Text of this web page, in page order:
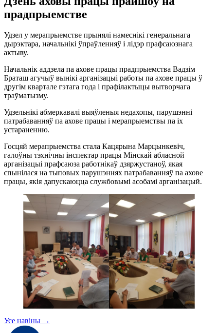
прадпрыемстве
Удзел у мерапрыемстве прынялі намеснікі генеральнага
дырэктара, начальнікі ўпраўленняў і лідэр прафсаюзнага
актыву.
Начальнік аддзела па ахове працы прадпрыемства Вадзім
Браташ агучыў вынікі арганізацыі работы па ахове працы ў
другім квартале гэтага года і прафілактыцы вытворчага
траўматызму.
Удзельнікі абмеркавалі выяўленыя недахопы, парушэнні
патрабаванняў па ахове працы і мерапрыемствы па іх
устараненню.
Госцяй мерапрыемства стала Кацярына Марцынкевіч,
галоўны тэхнічны інспектар працы Мінскай абласной
арганізацыі прафсаюза работнікаў дзяржустаноў, якая
спынілася на тыповых парушэннях патрабаванняў па ахове
працы, якія дапускаюцца службовымі асобамі арганізацый.
Усе навіны →